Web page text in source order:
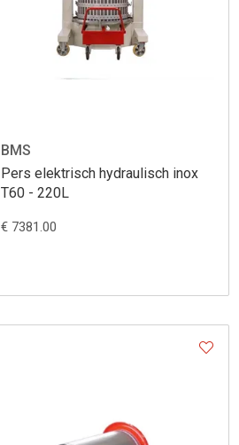
BMS
Pers elektrisch hydraulisch inox
T60 - 220L
€ 7381.00